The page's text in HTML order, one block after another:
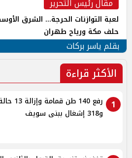
مقال رئيس التحرير
لعبة التوازنات الحرجة... الشرق
حلف مكة ورياح طهران
بقلم ياسر بركات
الأكثر قراءة
1
رفع 140
و318 إشغال ببنى سويف